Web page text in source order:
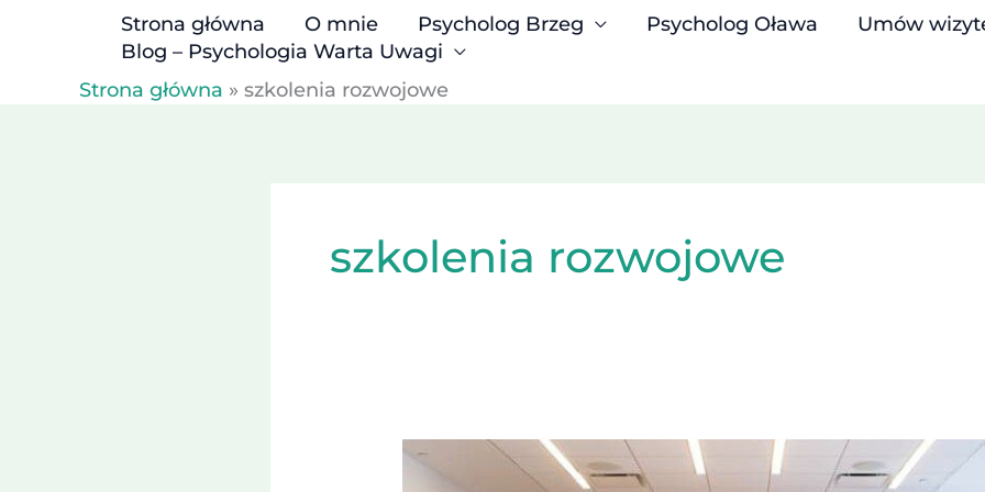
Strona główna O mnie Psycholog Brzeg Psycholog Oława
Umów
Blog – Psychologia Warta Uwagi
Strona główna » szkolenia rozwojowe
szkolenia rozwojowe
Pułapka